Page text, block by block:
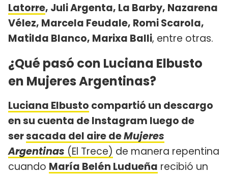
Latorre, Juli Argenta, La Barby, Nazarena
Vélez, Marcela Feudale, Romi Scarola,
Matilda Blanco, Marixa Balli, entre otras.
¿Qué pasó con Luciana Elbusto
en Mujeres Argentinas?
Luciana Elbusto compartió un descargo
en su cuenta de Instagram luego de
sersacada del aire deMujeres
Argentinas (El Trece) de manera repentina
cuando María Belén Ludueña recibió un